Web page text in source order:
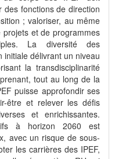
fonctions de direction
; valoriser, au même
et de programmes
La diversité des
initiale délivrant un niveau
la transdisciplinarité
tout au long de la
puisse approfondir ses
être et relever les défis
et enrichissantes.
à horizon 2060 est
avec un risque de sous-
les carrières des IPEF,